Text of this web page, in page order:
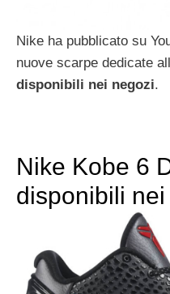
Nike ha pubblicato su
nuove scarpe dedicate
disponibili nei negozi.
Nike Kobe 6
disponibili